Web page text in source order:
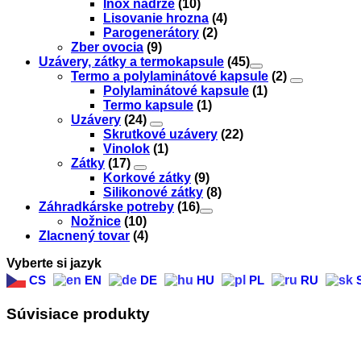
Inox nádrže (10)
Lisovanie hrozna (4)
Parogenerátory (2)
Zber ovocia (9)
Uzávery, zátky a termokapsule (45)
Termo a polylaminátové kapsule (2)
Polylaminátové kapsule (1)
Termo kapsule (1)
Uzávery (24)
Skrutkové uzávery (22)
Vinolok (1)
Zátky (17)
Korkové zátky (9)
Silikonové zátky (8)
Záhradkárske potreby (16)
Nožnice (10)
Zlacnený tovar (4)
Vyberte si jazyk
CS
EN DE HU PL RU
Súvisiace produkty